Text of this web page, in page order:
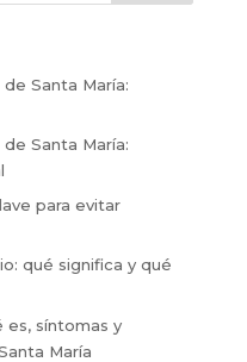
Santa María:
Santa María:
para evitar
qué significa y qué
es, síntomas y
María